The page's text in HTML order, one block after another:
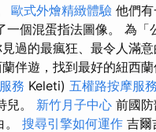
歐式外燴精緻體驗 他們
個混蛋指法圖像。 為「
過的最瘋狂、最令人滿
伴遊，找到最好的紐西
務 Keleti) 五權路按摩服務
兒。 新竹月子中心 前國
搜尋引擎如何運作 吉爾